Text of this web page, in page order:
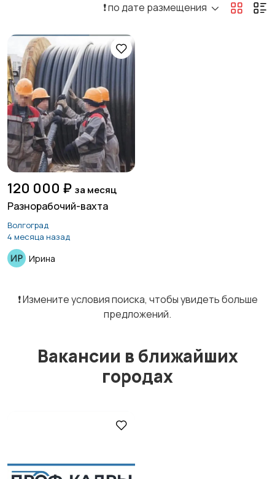
Добыча сырья,
Домашний персонал
Информационные
технологии
Курьеры | Доставка
Маркетинг и реклама Медицина
❗️ по дате размещения
120 000 ₽ за месяц
Разнорабочий-вахта
Волгоград
4 месяца назад
Ирина
❗️ Измените условия поиска, чтобы увидеть больше
предложений.
Вакансии в ближайших
городах